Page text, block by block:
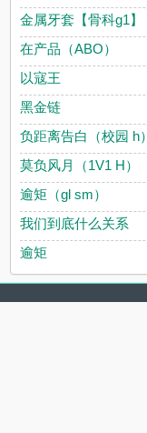
金属牙套【骨科g1】
在产品（ABO）
以寇王
黑金链
负距离告白（校园 h）
莫负风月（1V1 H）
逾矩（gl sm）
我们到底什么关系
逾矩